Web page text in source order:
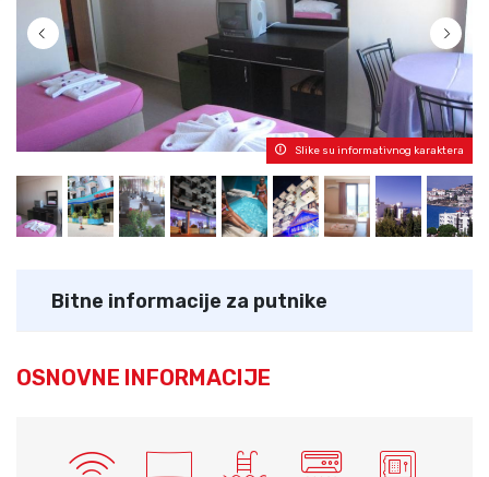
Slike su informativnog karaktera
Bitne informacije za putnike
OSNOVNE INFORMACIJE